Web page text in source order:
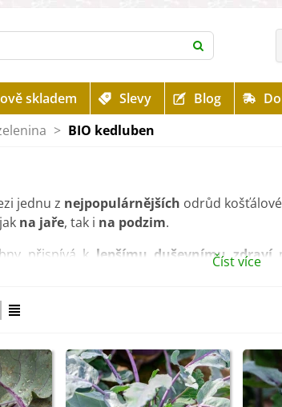
skladem Slevy Blog
> BIO kedluben
jednu z nejpopulárnějších odrůd
na jaře, tak i na podzim.
přispívá k lepšímu duševnímu zdraví
semena v
Číst více